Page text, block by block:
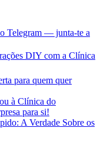
Telegram — junta-te a
DIY com a Clínica
para quem quer
à Clínica do
para si!
A Verdade Sobre os